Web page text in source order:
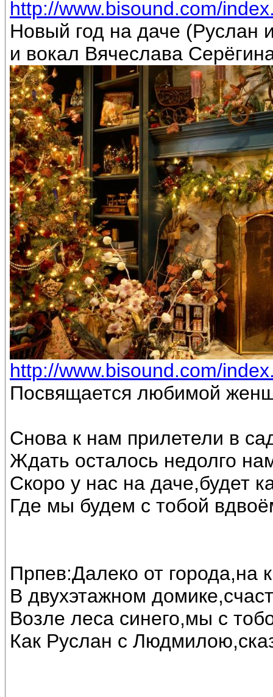
http://www.bisound.com/
Новый год на даче
и вокал Вячеслава
http://www.bisound.com/
Посвящается любимой
Снова к нам прилетели в
Ждать осталось недолго
Скоро у нас на даче,будет
Где мы будем с тобой
Прпев:Далеко от города,на
В двухэтажном
Возле леса синего,мы с
Как Руслан с